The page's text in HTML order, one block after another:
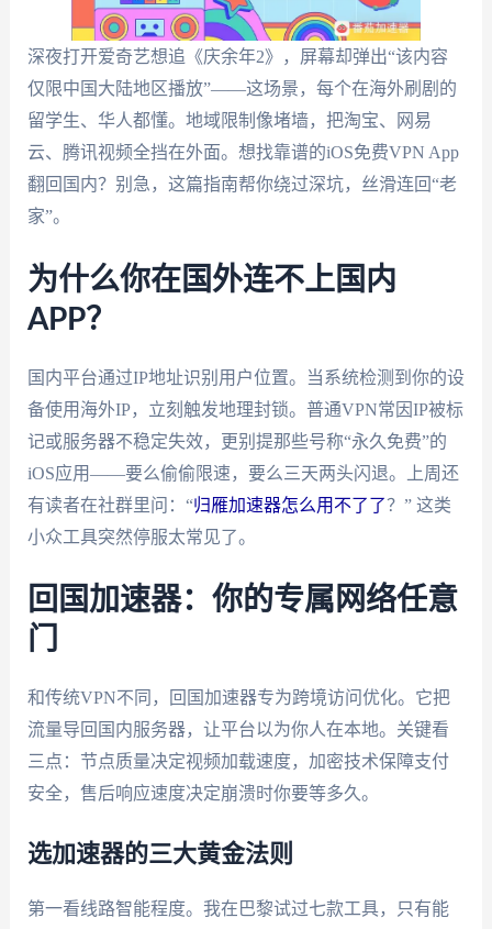
深夜打开爱奇艺想追《庆余年2》，屏幕却弹出“该内容
仅限中国大陆地区播放”——这场景，每个在海外刷剧的
留学生、华人都懂。地域限制像堵墙，把淘宝、网易
云、腾讯视频全挡在外面。想找靠谱的iOS免费VPN App
翻回国内？别急，这篇指南帮你绕过深坑，丝滑连回“老
家”。
为什么你在国外连不上国内
APP？
国内平台通过IP地址识别用户位置。当系统检测到你的设
备使用海外IP，立刻触发地理封锁。普通VPN常因IP被标
记或服务器不稳定失效，更别提那些号称“永久免费”的
iOS应用——要么偷偷限速，要么三天两头闪退。上周还
有读者在社群里问：“归雁加速器怎么用不了了？” 这类
小众工具突然停服太常见了。
回国加速器：你的专属网络任意
门
和传统VPN不同，回国加速器专为跨境访问优化。它把
流量导回国内服务器，让平台以为你人在本地。关键看
三点：节点质量决定视频加载速度，加密技术保障支付
安全，售后响应速度决定崩溃时你要等多久。
选加速器的三大黄金法则
第一看线路智能程度。我在巴黎试过七款工具，只有能